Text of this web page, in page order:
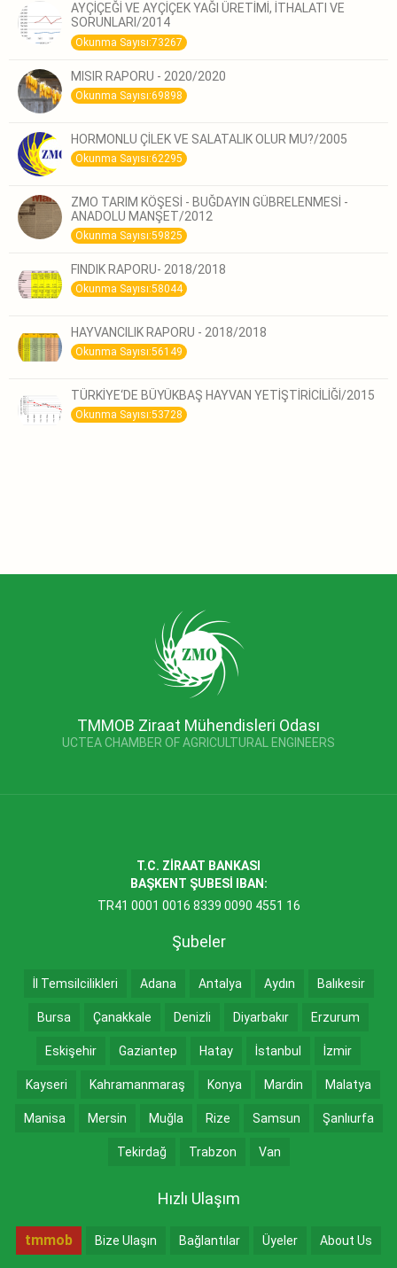
AYÇİÇEĞİ VE AYÇİÇEK YAĞI ÜRETİMİ, İTHALATI VE
SORUNLARI/2014
Okunma Sayısı:73267
MISIR RAPORU - 2020/2020
Okunma Sayısı:69898
HORMONLU ÇİLEK VE SALATALIK OLUR MU?/2005
Okunma Sayısı:62295
ZMO TARIM KÖŞESİ - BUĞDAYIN GÜBRELENMESİ -
ANADOLU MANŞET/2012
Okunma Sayısı:59825
FINDIK RAPORU- 2018/2018
Okunma Sayısı:58044
HAYVANCILIK RAPORU - 2018/2018
Okunma Sayısı:56149
TÜRKİYE‘DE BÜYÜKBAŞ HAYVAN YETİŞTİRİCİLİĞİ/2015
Okunma Sayısı:53728
TMMOB Ziraat Mühendisleri Odası
UCTEA CHAMBER OF AGRICULTURAL ENGINEERS
T.C. ZİRAAT BANKASI
BAŞKENT ŞUBESİ IBAN:
TR41 0001 0016 8339 0090 4551 16
Şubeler
İl Temsilcilikleri Adana Antalya Aydın Balıkesir
Bursa Çanakkale Denizli Diyarbakır Erzurum
Eskişehir Gaziantep Hatay İstanbul İzmir
Kayseri Kahramanmaraş Konya Mardin Malatya
Manisa Mersin Muğla Rize Samsun Şanlıurfa
Tekirdağ Trabzon Van
Hızlı Ulaşım
tmmob Bize Ulaşın Bağlantılar Üyeler About Us